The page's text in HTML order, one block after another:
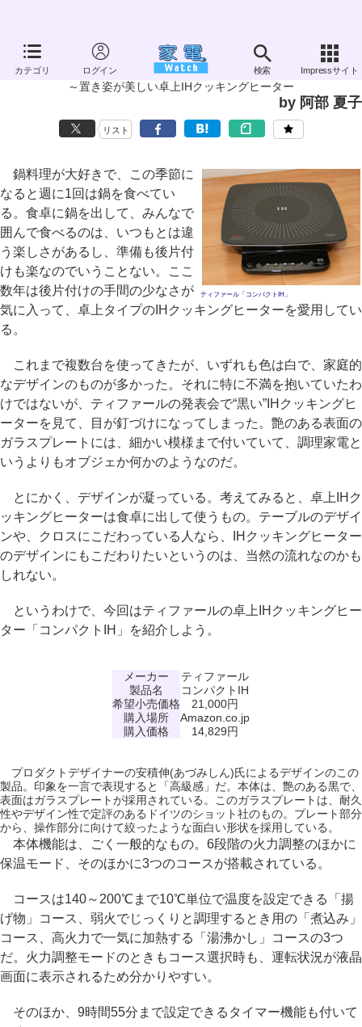
カテゴリ ログイン 検索 Impressサイト
家電製品ミニレビュー
ティファール「コンパクトIH」
～置き姿が美しい卓上IHクッキングヒーター
by 阿部 夏子
リスト
ティファール「コンパクトIH」
鍋料理が大好きで、この季節に
なると週に1回は鍋を食べてい
る。食卓に鍋を出して、みんなで
囲んで食べるのは、いつもとは違
う楽しさがあるし、準備も後片付
けも楽なのでいうことない。ここ
数年は後片付けの手間の少なさが
気に入って、卓上タイプのIHクッキングヒーターを愛用してい
る。
これまで複数台を使ってきたが、いずれも色は白で、家庭的
なデザインのものが多かった。それに特に不満を抱いていたわ
けではないが、ティファールの発表会で“黒い”IHクッキングヒ
ーターを見て、目が釘づけになってしまった。艶のある表面の
ガラスプレートには、細かい模様まで付いていて、調理家電と
いうよりもオブジェか何かのようなのだ。
とにかく、デザインが凝っている。考えてみると、卓上IHク
ッキングヒーターは食卓に出して使うもの。テーブルのデザイ
ンや、クロスにこだわっている人なら、IHクッキングヒーター
のデザインにもこだわりたいというのは、当然の流れなのかも
しれない。
というわけで、今回はティファールの卓上IHクッキングヒー
ター「コンパクトIH」を紹介しよう。
メーカー
ティファール
製品名
コンパクトIH
希望小売価格
21,000円
購入場所
Amazon.co.jp
購入価格
14,829円
プロダクトデザイナーの安積伸(あづみしん)氏によるデザインのこの
製品。印象を一言で表現すると「高級感」だ。本体は、艶のある黒で、
表面はガラスプレートが採用されている。このガラスプレートは、耐久
性やデザイン性で定評のあるドイツのショット社のもの。プレート部分
から、操作部分に向けて絞ったような面白い形状を採用している。
本体機能は、ごく一般的なもの。6段階の火力調整のほかに
保温モード、そのほかに3つのコースが搭載されている。
コースは140～200℃まで10℃単位で温度を設定できる「揚
げ物」コース、弱火でじっくりと調理するとき用の「煮込み」
コース、高火力で一気に加熱する「湯沸かし」コースの3つ
だ。火力調整モードのときもコース選択時も、運転状況が液晶
画面に表示されるため分かりやすい。
そのほか、9時間55分まで設定できるタイマー機能も付いて